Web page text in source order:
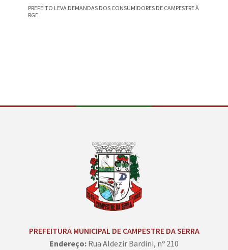
PREFEITO LEVA DEMANDAS DOS CONSUMIDORES DE CAMPESTRE À
RGE
PREFEITURA MUNICIPAL DE CAMPESTRE DA SERRA
Endereço: Rua Aldezir Bardini, nº 210